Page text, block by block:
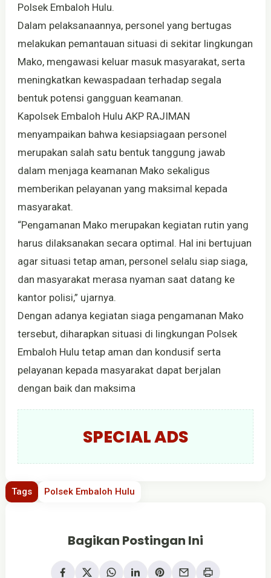
Polsek Embaloh Hulu.
Dalam pelaksanaannya, personel yang bertugas
melakukan pemantauan situasi di sekitar lingkungan
Mako, mengawasi keluar masuk masyarakat, serta
meningkatkan kewaspadaan terhadap segala
bentuk potensi gangguan keamanan.
Kapolsek Embaloh Hulu AKP RAJIMAN
menyampaikan bahwa kesiapsiagaan personel
merupakan salah satu bentuk tanggung jawab
dalam menjaga keamanan Mako sekaligus
memberikan pelayanan yang maksimal kepada
masyarakat.
“Pengamanan Mako merupakan kegiatan rutin yang
harus dilaksanakan secara optimal. Hal ini bertujuan
agar situasi tetap aman, personel selalu siap siaga,
dan masyarakat merasa nyaman saat datang ke
kantor polisi,” ujarnya.
Dengan adanya kegiatan siaga pengamanan Mako
tersebut, diharapkan situasi di lingkungan Polsek
Embaloh Hulu tetap aman dan kondusif serta
pelayanan kepada masyarakat dapat berjalan
dengan baik dan maksima
SPECIAL ADS
Tags Polsek Embaloh Hulu
Bagikan Postingan Ini